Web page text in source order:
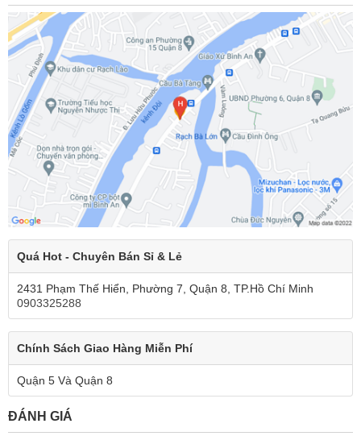
Quá Hot - Chuyên Bán Sỉ & Lẻ
2431 Phạm Thế Hiển, Phường 7, Quận 8, TP.Hồ Chí Minh
0903325288
Chính Sách Giao Hàng Miễn Phí
Quận 5 Và Quận 8
ĐÁNH GIÁ